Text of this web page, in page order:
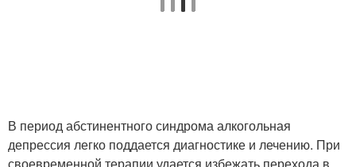
В период абстинентного синдрома алкогольная
депрессия легко поддается диагностике и лечению. При